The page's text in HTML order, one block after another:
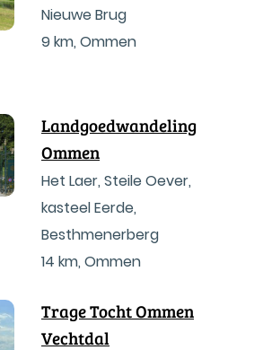
Nieuwe Brug
9 km, Ommen
Landgoedwandeling
Ommen
Het Laer, Steile Oever,
kasteel Eerde,
Besthmenerberg
14 km, Ommen
Trage Tocht Ommen
Vechtdal